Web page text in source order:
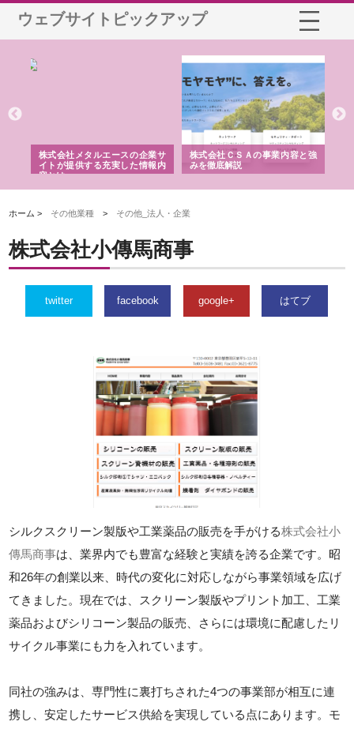
ウェブサイトピックアップ
株式会社メタルエースの企業サ
イトが提供する充実した情報内
容とは
株式会社ＣＳＡの事業内容と強
みを徹底解説
ホーム > その他業種 > その他_法人・企業
株式会社小傳馬商事
twitter facebook google+ はてブ
シルクスクリーン製版や工業薬品の販売を手がける株式会社小
傳馬商事は、業界内でも豊富な経験と実績を誇る企業です。昭
和26年の創業以来、時代の変化に対応しながら事業領域を広げ
てきました。現在では、スクリーン製版やプリント加工、工業
薬品およびシリコーン製品の販売、さらには環境に配慮したリ
サイクル事業にも力を入れています。
同社の強みは、専門性に裏打ちされた4つの事業部が相互に連
携し、安定したサービス供給を実現している点にあります。モ